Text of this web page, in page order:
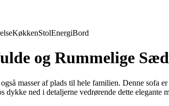
KøkkenStolEnergiBord
og Rummelige
masser af plads til hele familien. Denne sofa
ned i detaljerne vedrørende dette elegante